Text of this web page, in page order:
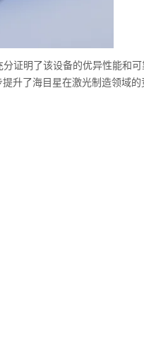
证明了该设备的优异性能和可
升了海目星在激光制造领域的